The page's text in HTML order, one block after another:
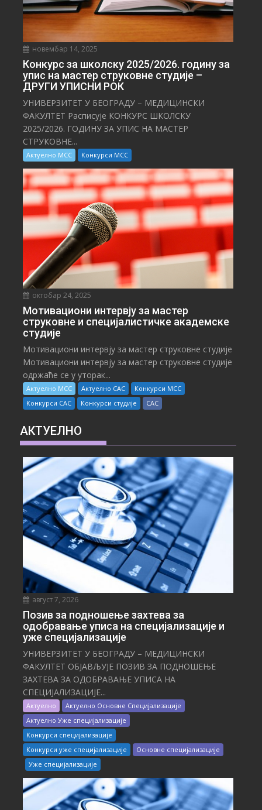
новембар 14, 2025
Конкурс за школску 2025/⁠2026. годину за
упис на мастер струковне студије –
ДРУГИ УПИСНИ РОК
УНИВЕРЗИТЕТ У БЕОГРАДУ – МЕДИЦИНСКИ
ФАКУЛТЕТ Расписује КОНКУРС ШКОЛСКУ
2025/⁠2026. ГОДИНУ ЗА УПИС НА МАСТЕР
СТРУКОВНЕ...
Актуелно МСС Конкурси МСС
октобар 24, 2025
Мотивациони интервју за мастер
струковне и специјалистичке академске
студије
Мотивациони интервју за мастер струковне студије
Мотивациони интервју за мастер струковне студије
одржаће се у уторак...
Актуелно МСС Актуелно САС
Конкурси МСС
Конкурси САС
Конкурси студије САС
АКТУЕЛНО
август 7, 2026
Позив за подношење захтева за
одобравање уписа на специјализације и
уже специјализације
УНИВЕРЗИТЕТ У БЕОГРАДУ – МЕДИЦИНСКИ
ФАКУЛТЕТ ОБЈАВЉУЈЕ ПОЗИВ ЗА ПОДНОШЕЊЕ
ЗАХТЕВА ЗА ОДОБРАВАЊЕ УПИСА НА
СПЕЦИЈАЛИЗАЦИЈЕ...
Актуелно
Актуелно Основне Специјализације
Актуелно Уже специјализације
Конкурси специјализације
Конкурси уже специјализације
Основне специјализације
Уже специјализације